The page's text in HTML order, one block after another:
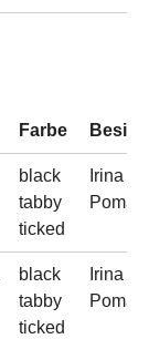
Farbe
black
tabby
ticked
Irina
black
tabby
ticked
Irina